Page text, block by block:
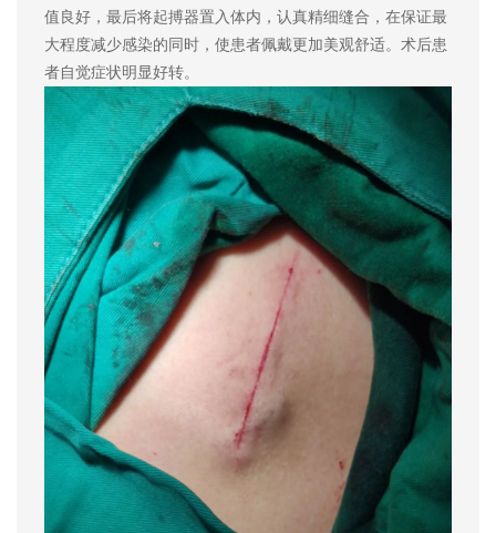
值良好，最后将起搏器置入体内，认真精细缝合，在保证最
大程度减少感染的同时，使患者佩戴更加美观舒适。术后患
者自觉症状明显好转。